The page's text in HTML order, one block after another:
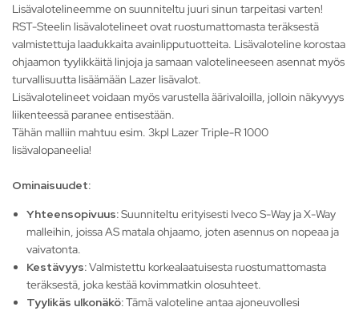
Lisävalotelineemme on suunniteltu juuri sinun tarpeitasi varten!
RST-Steelin lisävalotelineet ovat ruostumattomasta teräksestä
valmistettuja laadukkaita avainlipputuotteita. Lisävaloteline korostaa
ohjaamon tyylikkäitä linjoja ja samaan valotelineeseen asennat myös
turvallisuutta lisäämään Lazer lisävalot.
Lisävalotelineet voidaan myös varustella äärivaloilla, jolloin näkyvyys
liikenteessä paranee entisestään.
Tähän malliin mahtuu esim. 3kpl Lazer Triple-R 1000
lisävalopaneelia!
Ominaisuudet:
Yhteensopivuus:Suunniteltu erityisesti Iveco S-Way ja X-Way
malleihin, joissa AS matala ohjaamo, joten asennus on nopeaa ja
vaivatonta.
Kestävyys:Valmistettu korkealaatuisesta ruostumattomasta
teräksestä, joka kestää kovimmatkin olosuhteet.
Tyylikäs ulkonäkö:Tämä valoteline antaa ajoneuvollesi